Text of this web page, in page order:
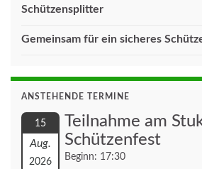
Schützensplitter
Gemeinsam für ein sicheres
ANSTEHENDE TERMINE
15
Aug.
2026
Teilnahme am
Schützenfest
Beginn: 17:30